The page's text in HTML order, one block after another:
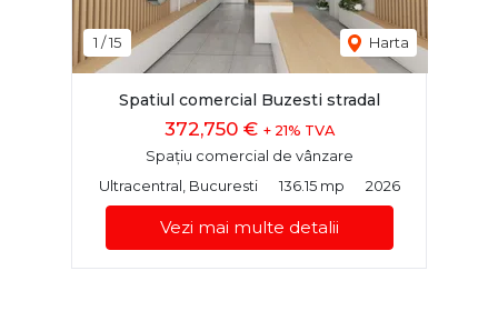
1 /15 Harta
Spatiul comercial Buzesti stradal
372,750 € + 21% TVA
Spațiu comercial de vânzare
Ultracentral, Bucuresti
136.15 mp 2026
Vezi mai multe detalii